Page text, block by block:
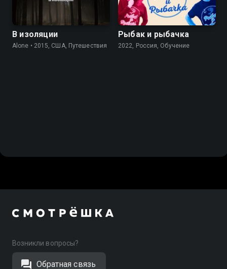
В изоляции
Alone • 2015, США, Путешествия
Рыбак и рыбачка
2022, Россия, Обучение
Возникли вопросы?
Обратная связь